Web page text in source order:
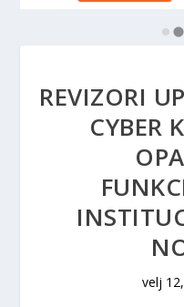
REVIZORI
CYBER
velj